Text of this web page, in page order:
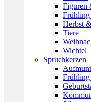
Figuren
Frühling
Herbst
Tiere
Wichtel
Spruchkerzen
Frühling